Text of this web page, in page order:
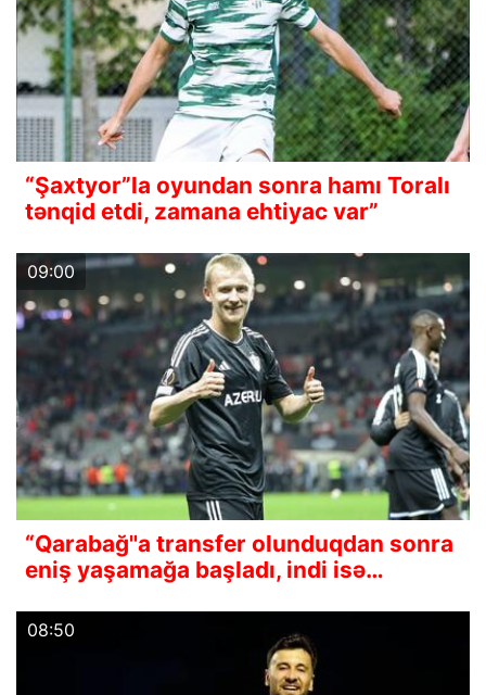
“Şaxtyor”la oyundan sonra hamı Toralı
tənqid etdi, zamana ehtiyac var”
09:00
“Qarabağ"a transfer olunduqdan sonra
eniş yaşamağa başladı, indi isə…
08:50